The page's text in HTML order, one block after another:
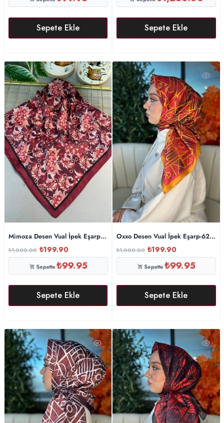
Sepete Ekle Sepete Ekle
Mimoza Desen Vual İpek Eşarp-6203408-Vişne
₺1,000.00 ₺199.90
Sepette₺99.95
Sepete Ekle
Oxxo Desen Vual İpek Eşarp-
₺1,000.00 ₺199.90
Sepette₺99.95
Sepete Ekle